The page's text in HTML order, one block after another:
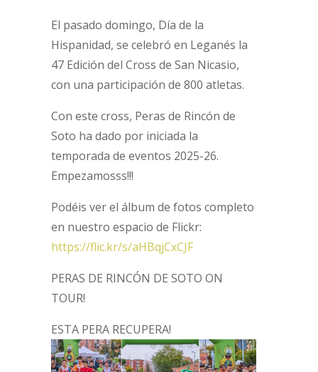
El pasado domingo, Día de la
Hispanidad, se celebró en Leganés la
47 Edición del Cross de San Nicasio,
con una participación de 800 atletas.
Con este cross, Peras de Rincón de
Soto ha dado por iniciada la
temporada de eventos 2025-26.
Empezamosss!!!
Podéis ver el álbum de fotos completo
en nuestro espacio de Flickr:
https://flic.kr/s/aHBqjCxCJF
PERAS DE RINCÓN DE SOTO ON
TOUR!
ESTA PERA RECUPERA!